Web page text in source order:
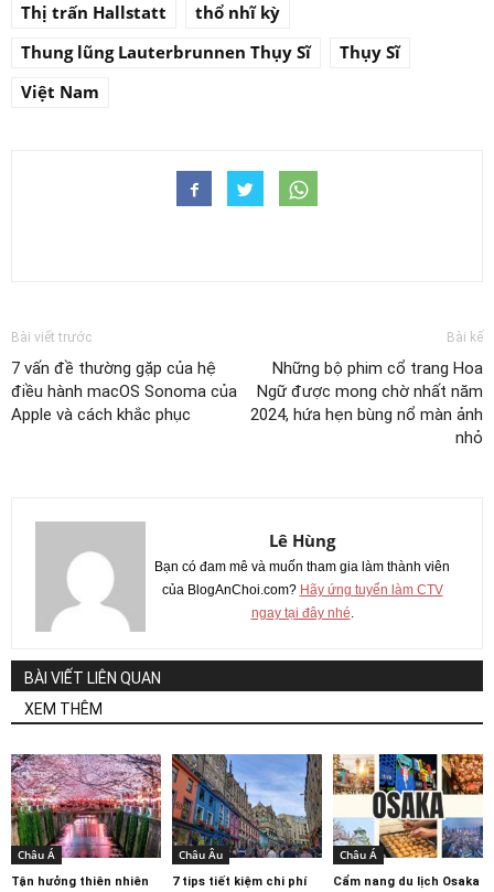
Thị trấn Hallstatt
thổ nhĩ kỳ
Thung lũng Lauterbrunnen Thụy Sĩ
Thụy Sĩ
Việt Nam
Bài viết trước
7 vấn đề thường gặp của hệ
điều hành macOS Sonoma của
Apple và cách khắc phục
Bài kế
Những bộ phim cổ trang Hoa
Ngữ được mong chờ nhất năm
2024, hứa hẹn bùng nổ màn ảnh
nhỏ
Lê Hùng
Bạn có đam mê và muốn tham gia làm thành viên
của BlogAnChoi.com? Hãy ứng tuyển làm CTV
ngay tại đây nhé.
BÀI VIẾT LIÊN QUAN
XEM THÊM
Châu Á
Tận hưởng thiên nhiên
Châu Âu
7 tips tiết kiệm chi phí
Châu Á
Cẩm nang du lịch Osaka